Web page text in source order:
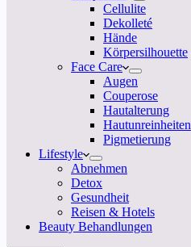
Cellulite
Dekolleté
Hände
Körpersilhouette
Face Care
Augen
Couperose
Hautalterung
Hautunreinheiten
Pigmetierung
Lifestyle
Abnehmen
Detox
Gesundheit
Reisen & Hotels
Beauty Behandlungen